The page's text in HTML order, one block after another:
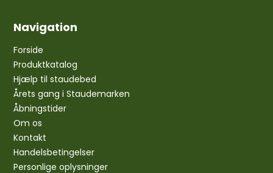
Navigation
Forside
Produktkatalog
Hjælp til staudebed
Årets gang i Staudemarken
Åbningstider
Om os
Kontakt
Handelsbetingelser
Personlige oplysninger